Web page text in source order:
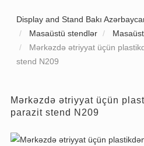
Display and Stand Bakı
Masaüstü stendlər
Mərkəzdə ətriyyat üçün
stend N209
Mərkəzdə ətriyyat üçün
parazit stend N209